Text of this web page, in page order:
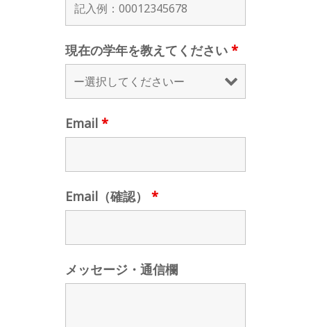
現在の学年を教えてください *
Email *
Email（確認） *
メッセージ・通信欄